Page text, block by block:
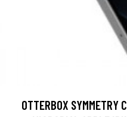
OTTERBOX SYMMETRY